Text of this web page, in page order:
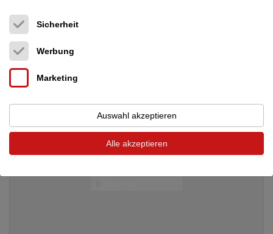
1.200 €
Sicherheit
Werbung
Marketing
Auswahl akzeptieren
Alle akzeptieren